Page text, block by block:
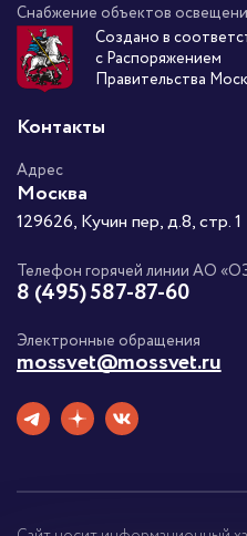
Снабжение объектов
Создано в
с Распоряжением
Правительства
Контакты
Адрес
Москва
129626, Кучин пер, д.8, стр. 1
Телефон горячей линии АО
8 (495) 587-87-60
Электронные обращения
mossvet@mossvet.ru